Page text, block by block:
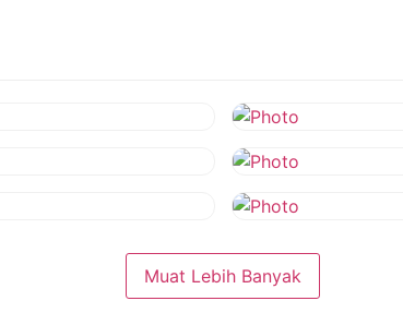
Muat Lebih Banyak